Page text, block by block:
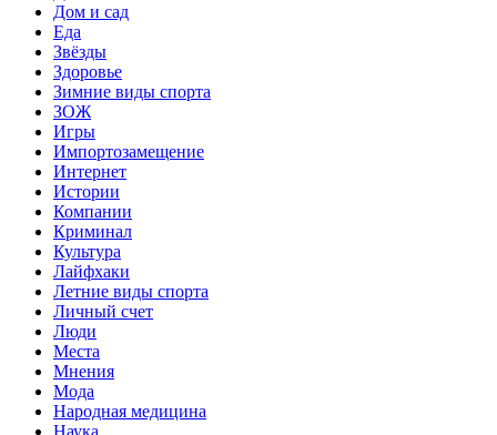
Дом и сад
Еда
Звёзды
Здоровье
Зимние виды спорта
ЗОЖ
Игры
Импортозамещение
Интернет
Истории
Компании
Криминал
Культура
Лайфхаки
Летние виды спорта
Личный счет
Люди
Места
Мнения
Мода
Народная медицина